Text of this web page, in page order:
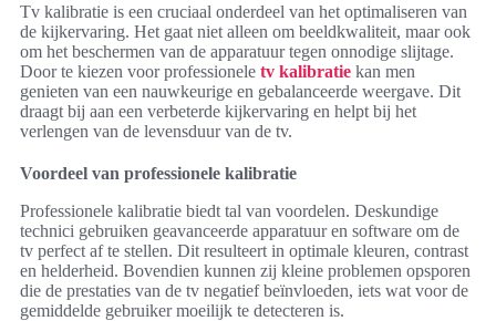
Tv kalibratie is een cruciaal onderdeel van het optimaliseren van
de kijkervaring. Het gaat niet alleen om beeldkwaliteit, maar ook
om het beschermen van de apparatuur tegen onnodige slijtage.
Door te kiezen voor professionele tv kalibratie kan men
genieten van een nauwkeurige en gebalanceerde weergave. Dit
draagt bij aan een verbeterde kijkervaring en helpt bij het
verlengen van de levensduur van de tv.
Voordeel van professionele kalibratie
Professionele kalibratie biedt tal van voordelen. Deskundige
technici gebruiken geavanceerde apparatuur en software om de
tv perfect af te stellen. Dit resulteert in optimale kleuren, contrast
en helderheid. Bovendien kunnen zij kleine problemen opsporen
die de prestaties van de tv negatief beïnvloeden, iets wat voor de
gemiddelde gebruiker moeilijk te detecteren is.